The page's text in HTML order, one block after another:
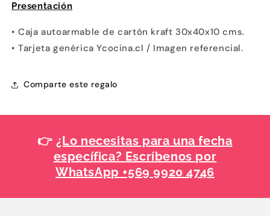
Presentación
•Caja autoarmable de cartón kraft 30x40x10 cms.
• Tarjeta genérica Ycocina.cl / Imagen referencial.
Comparte este regalo
👉 ¿Lo necesitas para una fecha
específica? Escríbenos por
WhatsApp +569 9920 4746